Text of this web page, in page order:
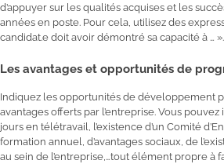
d’appuyer sur les qualités acquises et les
années en poste. Pour cela, utilisez des
candidat.e doit avoir démontré sa capacité à … ».
Les avantages et opportunités de
Indiquez les opportunités de développement
avantages offerts par l’entreprise. Vous
jours en télétravail, l’existence d’un Comité
formation annuel, d’avantages sociaux, de
au sein de l’entreprise,…tout élément propre à